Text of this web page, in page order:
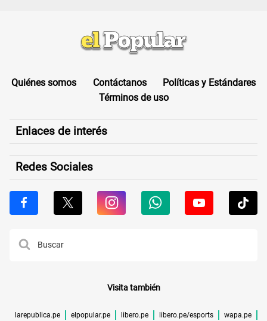
Quiénes somos Contáctanos
Políticas y Estándares
Términos de uso
Enlaces de interés
Redes Sociales
Visita también
larepublica.pe elpopular.pe libero.pe libero.pe/esports wapa.pe